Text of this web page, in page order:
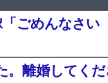
ごめんなさ
離婚してく